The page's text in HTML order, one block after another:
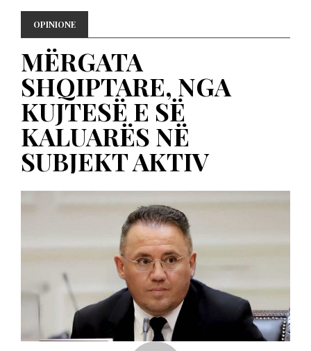
OPINIONE
MËRGATA
SHQIPTARE, NGA
KUJTESË E SË
KALUARËS NË
SUBJEKT AKTIV